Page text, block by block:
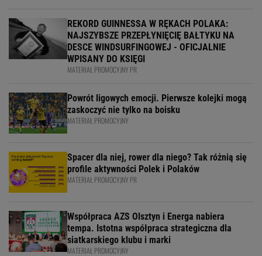
REKORD GUINNESSA W RĘKACH POLAKA:
NAJSZYBSZE PRZEPŁYNIĘCIĘ BAŁTYKU NA
DESCE WINDSURFINGOWEJ - OFICJALNIE
WPISANY DO KSIĘGI
MATERIAŁ PROMOCYJNY PR
Powrót ligowych emocji. Pierwsze kolejki mogą
zaskoczyć nie tylko na boisku
MATERIAŁ PROMOCYJNY
Spacer dla niej, rower dla niego? Tak różnią się
profile aktywności Polek i Polaków
MATERIAŁ PROMOCYJNY PR
Współpraca AZS Olsztyn i Energa nabiera
tempa. Istotna współpraca strategiczna dla
siatkarskiego klubu i marki
MATERIAŁ PROMOCYJNY